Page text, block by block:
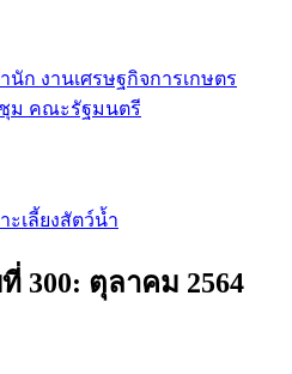
นัก งานเศรษฐกิจการเกษตร
ม คณะรัฐมนตรี
เลี้ยงสัตว์น้ำ
300: ตุลาคม 2564